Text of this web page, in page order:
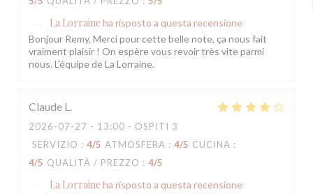
La Lorraine ha risposto a questa recensione
Bonjour Remy, Merci pour cette belle note, ça nous fait
vraiment plaisir ! On espère vous revoir très vite parmi
nous. L'équipe de La Lorraine.
Claude L
2026-07-27 - 13:00 - OSPITI 3
SERVIZIO : 4/5 ATMOSFERA : 4/5 CUCINA :
4/5 QUALITÀ / PREZZO : 4/5
La Lorraine ha risposto a questa recensione